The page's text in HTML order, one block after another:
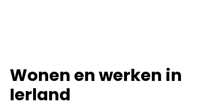
Wonen en werken in
Ierland